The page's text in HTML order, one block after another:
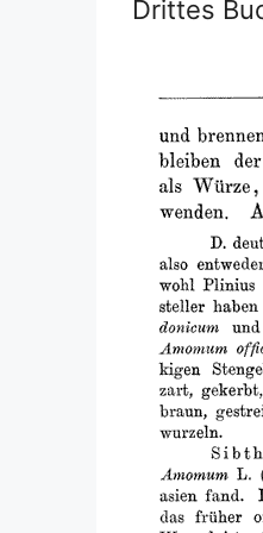
Drittes